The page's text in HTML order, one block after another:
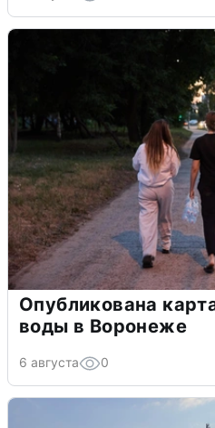
Опубликована
воды в Воронеже
6 августа 0